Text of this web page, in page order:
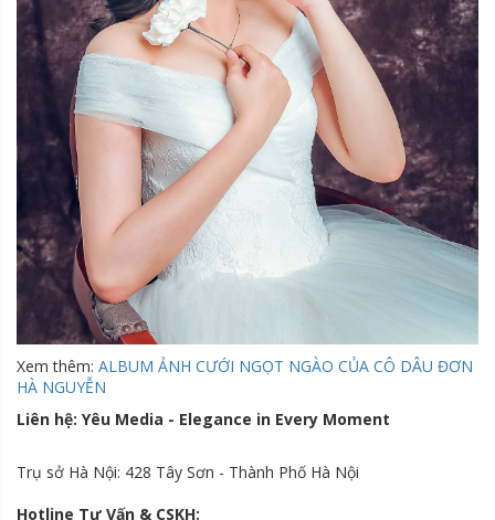
Xem thêm: ALBUM ẢNH CƯỚI NGỌT NGÀO CỦA CÔ DÂU ĐƠN
HÀ NGUYỄN
Liên hệ: Yêu Media - Elegance in Every Moment
Trụ sở Hà Nội: 428 Tây Sơn - Thành Phố Hà Nội
Hotline Tư Vấn & CSKH: